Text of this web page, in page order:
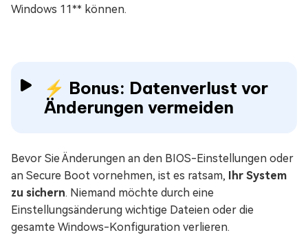
Windows 11** können.
⚡ Bonus: Datenverlust vor
Änderungen vermeiden
Bevor Sie Änderungen an den BIOS-Einstellungen oder
an Secure Boot vornehmen, ist es ratsam,
Ihr System
zu sichern. Niemand möchte durch eine
Einstellungsänderung wichtige Dateien oder die
gesamte Windows-Konfiguration verlieren.